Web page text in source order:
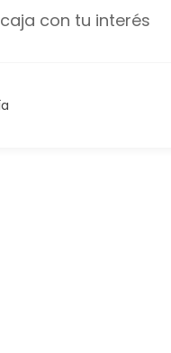
con tu interés